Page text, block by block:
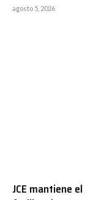
agosto 5, 2026
JCE mantiene